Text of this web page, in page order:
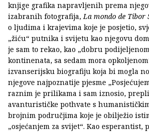
knjige grafika napravljenih prema
izabranih fotografija,La mondo de Tibor
o ljudima i krajevima koje je posjetio,
„žiću“ putnika i svijetu kao njegovu
je sam to rekao, kao „dobru
kontinenata, sa sedam mora
izvanserijsku biografiju koja bi mogla
njegove najpoznatije pjesme
raznim je prilikama i sam iznosio,
avanturističke pothvate s
brojnim područjima koje je obilježio
„osjećanjem za svijet“. Kao esperantist,